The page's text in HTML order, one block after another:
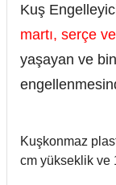
Kuş
martı, serçe
yaşayan ve
Kuşkonmaz
cm yükseklik ve